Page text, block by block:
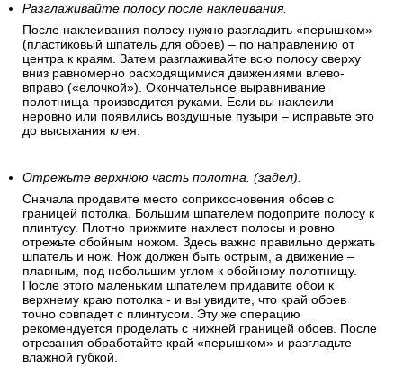
Разглаживайте полосу после наклеивания.
После наклеивания полосу нужно разгладить «перышком»
(пластиковый шпатель для обоев) – по направлению от
центра к краям. Затем разглаживайте всю полосу сверху
вниз равномерно расходящимися движениями влево-
вправо («елочкой»). Окончательное выравнивание
полотнища производится руками. Если вы наклеили
неровно или появились воздушные пузыри – исправьте это
до высыхания клея.
Отрежьте верхнюю часть полотна. (задел).
Сначала продавите место соприкосновения обоев с
границей потолка. Большим шпателем подоприте полосу к
плинтусу. Плотно прижмите нахлест полосы и ровно
отрежьте обойным ножом. Здесь важно правильно держать
шпатель и нож. Нож должен быть острым, а движение –
плавным, под небольшим углом к обойному полотнищу.
После этого маленьким шпателем придавите обои к
верхнему краю потолка - и вы увидите, что край обоев
точно совпадет с плинтусом. Эту же операцию
рекомендуется проделать с нижней границей обоев. После
отрезания обработайте край «перышком» и разгладьте
влажной губкой.